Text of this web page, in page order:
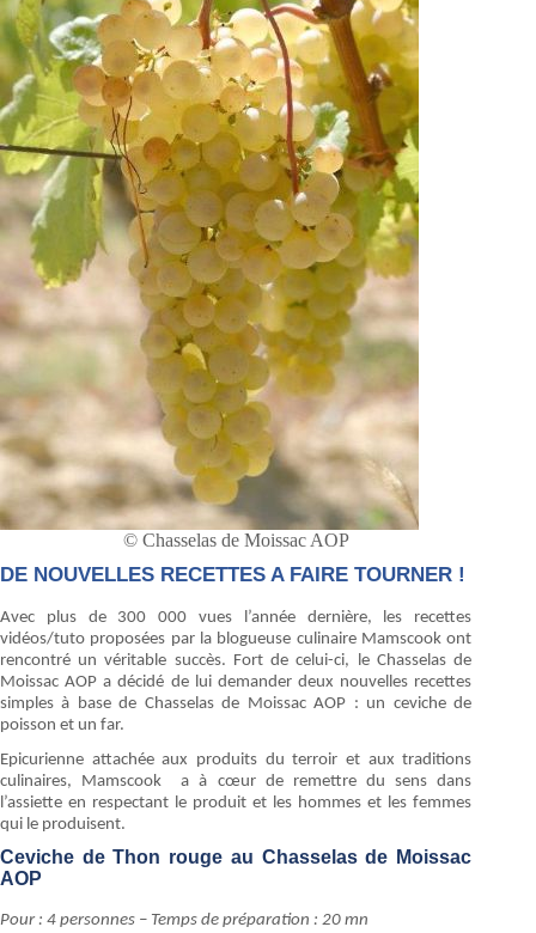
© Chasselas de Moissac AOP
DE NOUVELLES RECETTES A FAIRE TOURNER !
Avec plus de 300 000 vues l’année dernière, les recettes
vidéos/tuto proposées par la blogueuse culinaire Mamscook ont
rencontré un véritable succès. Fort de celui-ci, le Chasselas de
Moissac AOP a décidé de lui demander deux nouvelles recettes
simples à base de Chasselas de Moissac AOP : un ceviche de
poisson et un far.
Epicurienne attachée aux produits du terroir et aux traditions
culinaires, Mamscook a à cœur de remettre du sens dans
l’assiette en respectant le produit et les hommes et les femmes
qui le produisent.
Ceviche de Thon rouge au Chasselas de Moissac
AOP
Pour : 4 personnes – Temps de préparation : 20 mn